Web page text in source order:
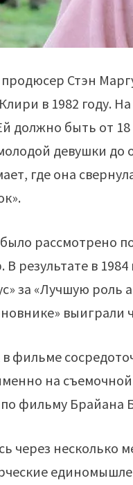
Стэн
в 1982 году.
должно быть от
девушки
где она
рассмотрено
В результате в
за «Лучшую
выиграли
в фильме
на
по фильму Брайана
через несколько